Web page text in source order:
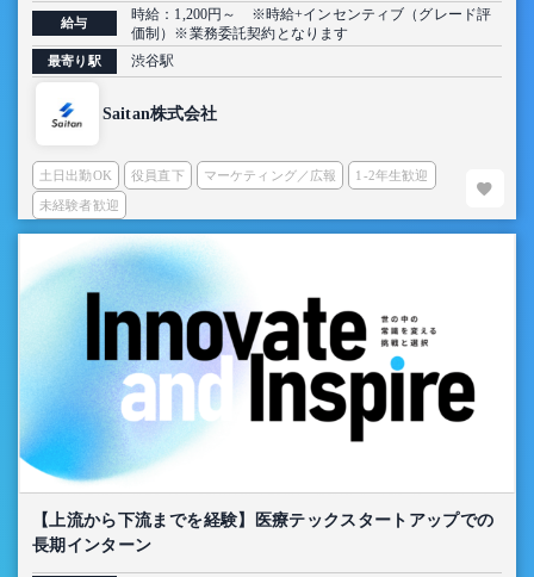
給与
時給：1,200円～ ※時給+インセンティブ（グレード評
価制）※業務委託契約となります
最寄り駅 渋谷駅
Saitan株式会社
土日出勤OK 役員直下 マーケティング／広報 1-2年生歓迎
未経験者歓迎
【上流から下流までを経験】医療テックスタートアップでの
長期インターン